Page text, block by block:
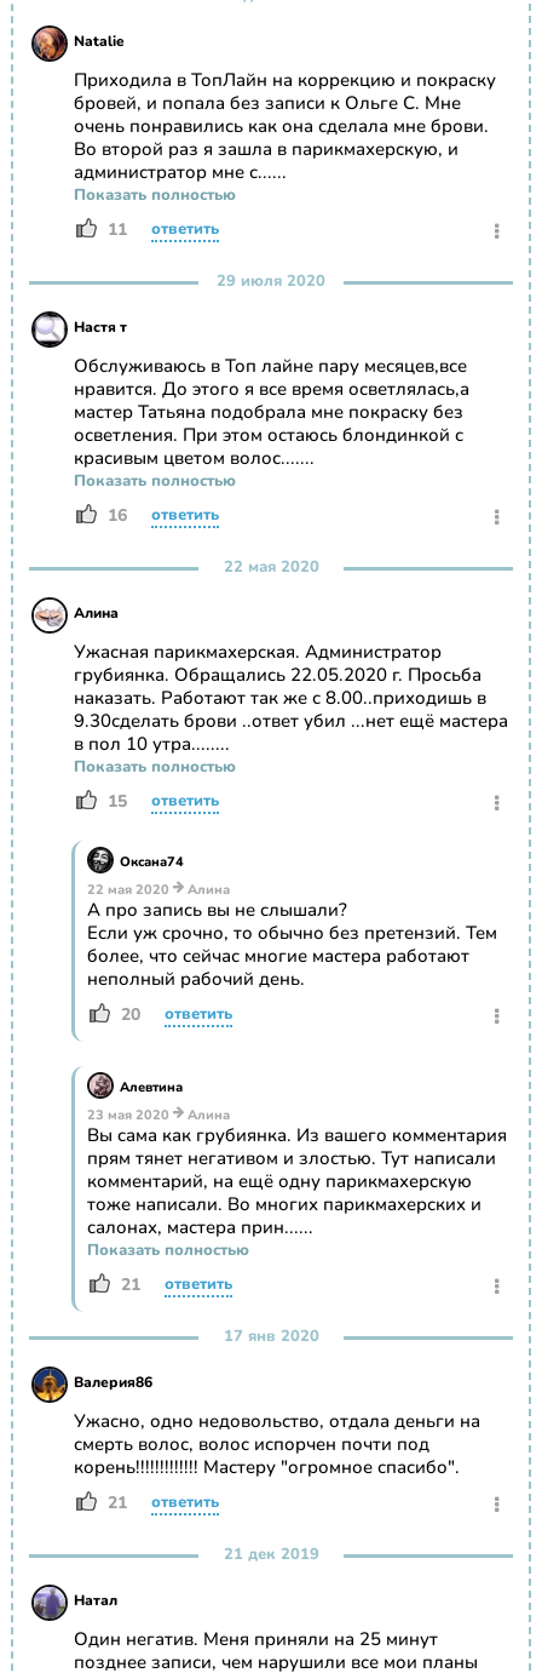
Natalie
Приходила в ТопЛайн на коррекцию и покраску
бровей, и попала без записи к Ольге С. Мне
очень понравились как она сделала мне брови.
Во второй раз я зашла в парикмахерскую, и
администратор мне с......
Показать полностью
11 ответить
29 июля 2020
Настя т
Обслуживаюсь в Топ лайне пару месяцев,все
нравится. До этого я все время осветлялась,а
мастер Татьяна подобрала мне покраску без
осветления. При этом остаюсь блондинкой с
красивым цветом волос.......
Показать полностью
16 ответить
22 мая 2020
Алина
Ужасная парикмахерская. Администратор
грубиянка. Обращались 22.05.2020 г. Просьба
наказать. Работают так же с 8.00..приходишь в
9.30сделать брови ..ответ убил ...нет ещё мастера
в пол 10 утра........
Показать полностью
15 ответить
Оксана74
22 мая 2020
Алина
А про запись вы не слышали?
Если уж срочно, то обычно без претензий. Тем
более, что сейчас многие мастера работают
неполный рабочий день.
20 ответить
Алевтина
23 мая 2020
Алина
Вы сама как грубиянка. Из вашего комментария
прям тянет негативом и злостью. Тут написали
комментарий, на ещё одну парикмахерскую
тоже написали. Во многих парикмахерских и
салонах, мастера прин......
Показать полностью
21 ответить
17 янв 2020
Валерия86
Ужасно, одно недовольство, отдала деньги на
смерть волос, волос испорчен почти под
корень!!!!!!!!!!!!! Мастеру "огромное спасибо".
21 ответить
21 дек 2019
Натал
Один негатив. Меня приняли на 25 минут
позднее записи, чем нарушили все мои планы